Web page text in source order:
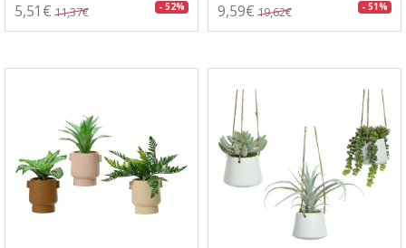
5,51€ 11,37€ - 52% 9,59€ 19,62€ - 51%